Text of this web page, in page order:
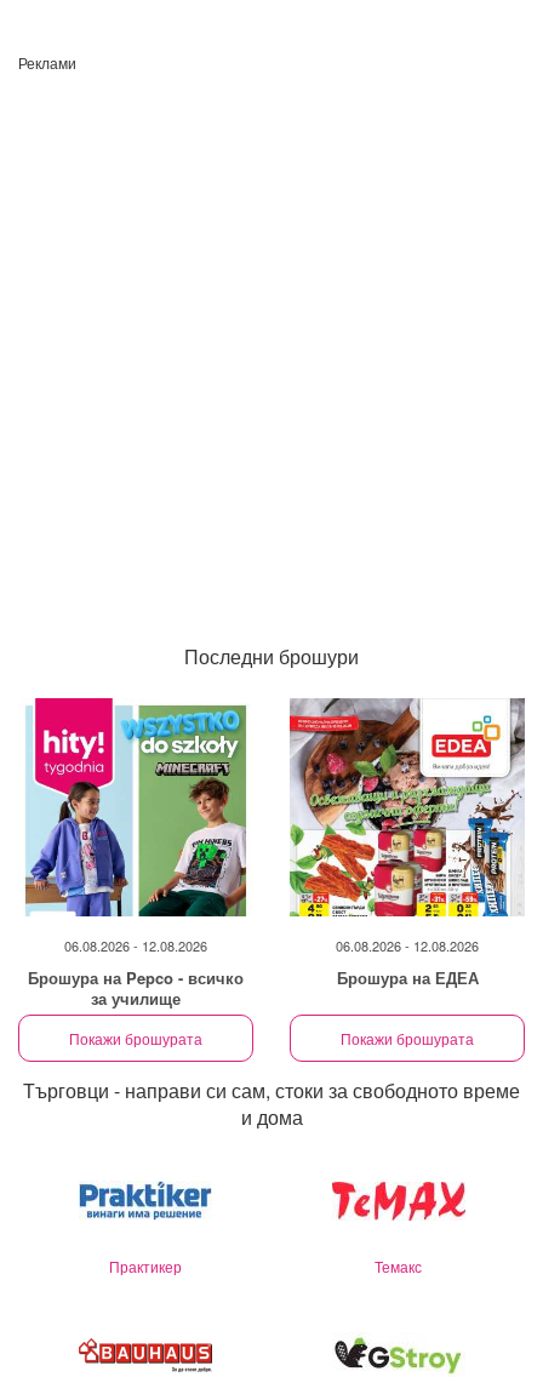
Реклами
Последни брошури
06.08.2026 - 12.08.2026
Брошура на Pepco - всичко
за училище
Покажи брошурата
06.08.2026 - 12.08.2026
Брошура на ЕДЕА
Покажи брошурата
Търговци - направи си сам, стоки за свободното време
и дома
Практикер Темакс